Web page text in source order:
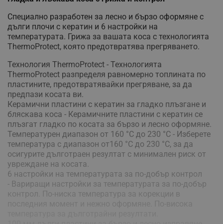
Специално разработен за лесно и бързо оформяне с
дълги плочи с кератин и 6 настройки на
температурата. Грижа за вашата коса с технологията
ThermoProtect, която предотвратява прегряването.
Технология ThermoProtect - Технологията
ThermoProtect разпределя равномерно топлината по
пластините, предотвратявайки прегряване, за да
предпази косата ви.
Керамични пластини с кератин за гладко плъзгане и
бляскава коса - Керамичните пластини с кератин се
плъзгат гладко по косата за бързо и лесно оформяне.
Температурен диапазон от 160 °C до 230 °C - Изберете
температура с диапазон от160 °C до 230 °C, за да
осигурите дълготраен резултат с минимален риск от
увреждане на косата.
6 настройки на температурата за по-добър контрол
- Вариращи настройки за температурата за по-добър
контрол. По-ниска температура за корекции в